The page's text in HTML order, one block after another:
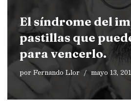
El síndrome del
pastillas que
para vencerlo.
porFernando Llor mayo 13,